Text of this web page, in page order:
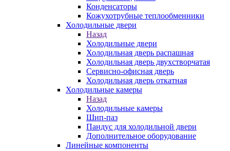
Конденсаторы
Кожухотрубные теплообменники
Холодильные двери
Назад
Холодильные двери
Холодильная дверь распашная
Холодильная дверь двухстворчатая
Сервисно-офисная дверь
Холодильная дверь откатная
Холодильные камеры
Назад
Холодильные камеры
Шип-паз
Пандус для холодильной двери
Дополнительное оборудование
Линейные компоненты